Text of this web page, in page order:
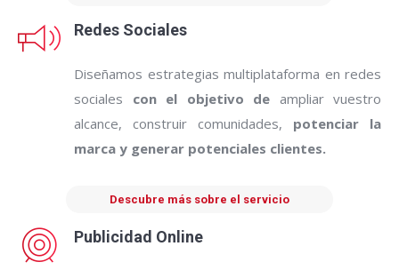
Redes Sociales
Diseñamos estrategias multiplataforma en redes
sociales con el objetivo de ampliar vuestro
alcance, construir comunidades, potenciar la
marca y generar potenciales clientes.
Descubre más sobre el servicio
Publicidad Online